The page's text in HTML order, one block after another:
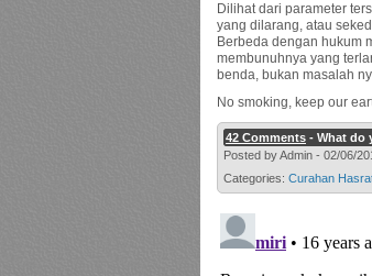
Dilihat dari parameter
yang dilarang, atau
Berbeda dengan hukum
membunuhnya yang
benda, bukan masalah
No smoking, keep our
42 Comments - What do
Posted by Admin - 02/06/
Categories: Curahan